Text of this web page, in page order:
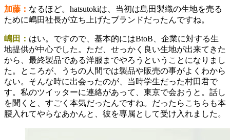
加藤： なるほど。hatsutokiは、当初は島田製織の生地を売る
ために嶋田社長が立ち上げたブランドだったんですね。
嶋田： はい。ですので、基本的にはBtoB、企業に対する生
地提供が中心でした。ただ、せっかく良い生地が出来てきた
から、最終製品である洋服までやろうということになりまし
た。ところが、うちの人間では製品や販売の事がよくわから
ない。そんな時に出会ったのが、当時学生だった村田君で
す。私のツイッターに連絡があって、東京で会おうと。話し
を聞くと、すごく本気だったんですね。だったらこちらも本
腰入れてやらなあかんと、彼を専属として受け入れました。